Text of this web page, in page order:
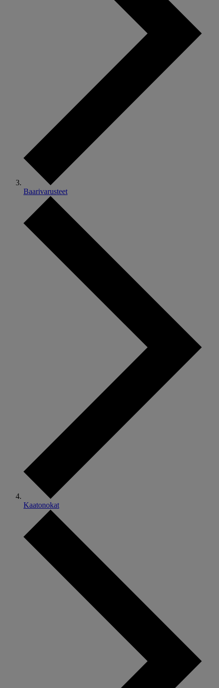
Baarivarusteet
Kaatonokat